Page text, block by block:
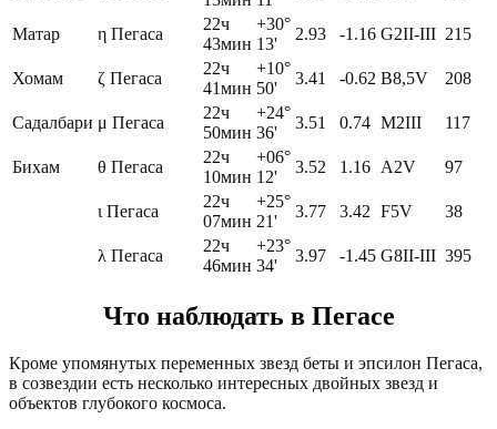
Матар η Пегаса
22ч
43мин
+30°
13'
2.93 -1.16 G2II-III 215
Хомам ζ Пегаса
22ч
41мин
+10°
50'
3.41 -0.62 B8,5V 208
Садалбари μ Пегаса
22ч
50мин
+24°
36'
3.51 0.74 M2III 117
Бихам θ Пегаса
22ч
10мин
+06°
12'
3.52 1.16 A2V 97
ι Пегаса
22ч
07мин
+25°
21'
3.77 3.42 F5V 38
λ Пегаса
22ч
46мин
+23°
34'
3.97 -1.45 G8II-III 395
Что наблюдать в Пегасе
Кроме упомянутых переменных звезд беты и эпсилон Пегаса,
в созвездии есть несколько интересных двойных звезд и
объектов глубокого космоса.